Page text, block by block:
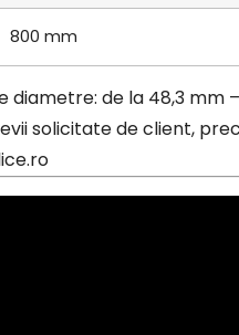
800 mm
de la 48,3 mm
solicitate de client,